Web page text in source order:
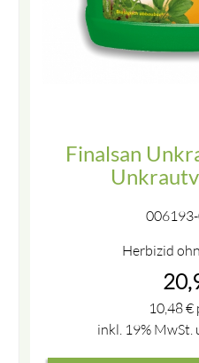
Finalsan
Herbizid
10,48€
inkl. 19% MwSt.